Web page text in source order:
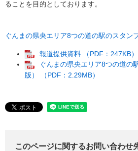
ることを目的としております。
ぐんまの県央エリア8つの道の駅のスタン
報道提供資料 （PDF：247KB）
ぐんまの県央エリア8つの道の
版） （PDF：2.29MB）
このページに関するお問い合わせ